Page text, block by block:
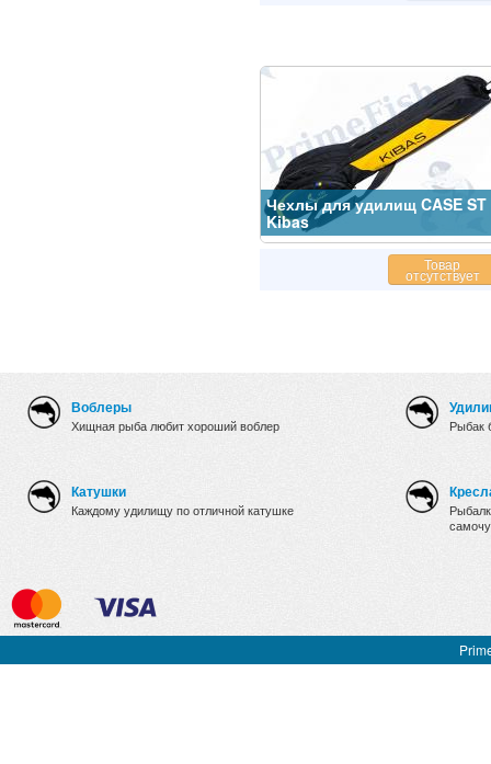
Чехлы для удилищ CASE ST
Kibas
Товар
отсутствует
Воблеры
Хищная рыба любит хороший воблер
Катушки
Каждому удилищу по отличной катушке
Рыбак